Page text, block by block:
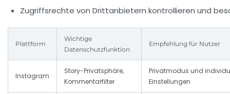
Zugriffsrechte von Drittanbietern kontrollieren und
Plattform
Wichtige
Datenschutzfunktion
Empfehlung für Nutzer
Instagram
Story-Privatsphäre,
Kommentarfilter
Privatmodus und
Einstellungen